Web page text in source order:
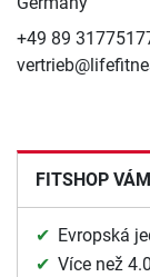
+49 89
FITSHOP
Evropská
Více než